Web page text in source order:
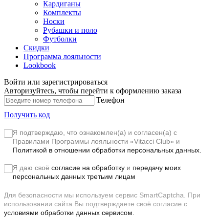
Кардиганы
Комплекты
Носки
Рубашки и поло
Футболки
Скидки
Программа лояльности
Lookbook
Войти или зарегистрироваться
Авторизуйтесь, чтобы перейти к оформлению заказа
Телефон
Получить код
Я подтверждаю, что ознакомлен(а) и согласен(а) с
Правилами Программы лояльности «Vitacci Club» и
Политикой в отношении обработки персональных данных.
Я даю своё согласие на обработку и передачу моих
персональных данных третьим лицам
Для безопасности мы используем сервис SmartCaptcha. При
использовании сайта Вы подтверждаете своё согласие с
условиями обработки данных сервисом.